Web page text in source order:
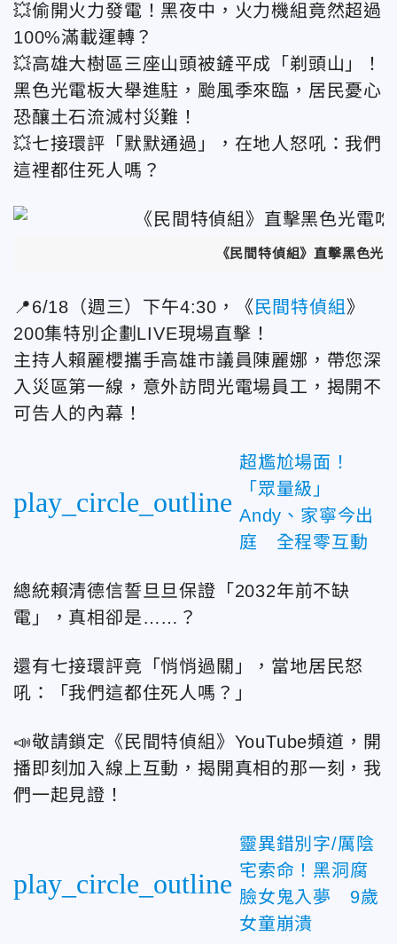
💥偷開火力發電！黑夜中，火力機組竟然超過
100%滿載運轉？
💥高雄大樹區三座山頭被鏟平成「剃頭山」！
黑色光電板大舉進駐，颱風季來臨，居民憂心
恐釀土石流滅村災難！
💥七接環評「默默通過」，在地人怒吼：我們
這裡都住死人嗎？
《民間特偵組》直擊黑色光
📍6/18 （週三）下午4:30 ，《 民間特偵組 》
200集特別企劃 LIVE現場直擊！
主持人賴麗櫻攜手高雄市議員陳麗娜，帶您深
入災區第一線，意外訪問光電場員工，揭開不
可告人的內幕！
play_circle_outline
超尷尬場面！
「眾量級」
Andy、家寧今出
庭 全程零互動
總統賴清德信誓旦旦保證「 2032年前不缺
電」，真相卻是…… ？
還有七接環評竟「悄悄過關」，當地居民怒
吼：「我們這都住死人嗎？」
📣敬請鎖定《民間特偵組》 YouTube頻道，開
播即刻加入線上互動，揭開真相的那一刻，我
們一起見證！
play_circle_outline
靈異錯別字/厲陰
宅索命！黑洞腐
臉女鬼入夢 9歲
女童崩潰